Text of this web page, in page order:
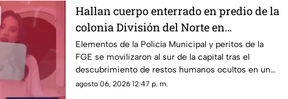
Hallan cuerpo enterrado en predio de la
colonia División del Norte en
Chihuahua
Elementos de la Policía Municipal y peritos de la
FGE se movilizaron al sur de la capital tras el
descubrimiento de restos humanos ocultos en un
terreno.
agosto 06, 2026 12:47 p. m.